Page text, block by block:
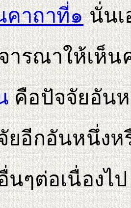
าถาที่๑นั่นเ
าให้เห็นค
คือปัจจัยอันห
ยอีกอันหนึ่ง
นๆต่อเนื่องไ